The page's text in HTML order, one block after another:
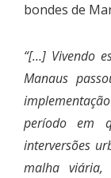
bondes de
“[…] Vivendo
Manaus
período em
interversões
malha viária,